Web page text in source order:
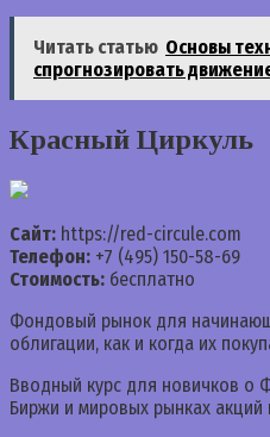
Читать статью Основы
спрогнозировать
Красный Циркуль
Сайт: https://red-circule.com
Телефон: +7 (495) 150-58-69
Стоимость: бесплатно
Фондовый рынок для
облигации, как и когда их
Вводный курс для новичков о
Биржи и мировых рынках акций